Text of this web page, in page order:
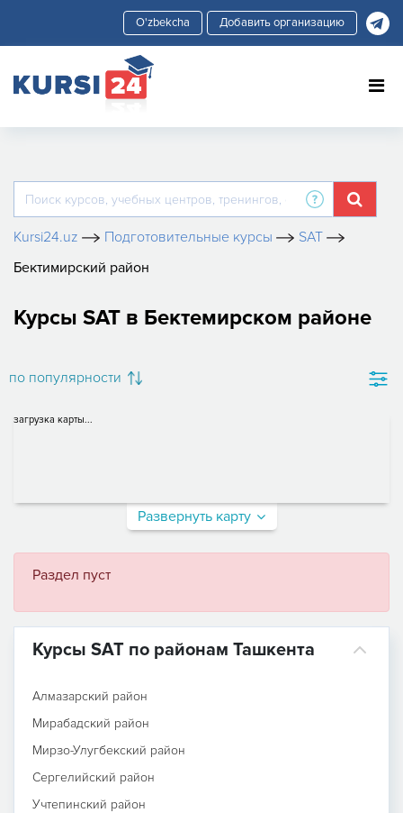
Добавить организацию
Kursi24.uz Подготовительные курсы
SAT
Бектимирский район
Курсы SAT в Бектемирском районе
по популярности
загрузка карты...
Развернуть карту
Раздел пуст
Курсы SAT по районам Ташкента
Алмазарский район
Мирабадский район
Мирзо-Улугбекский район
Сергелийский район
Учтепинский район